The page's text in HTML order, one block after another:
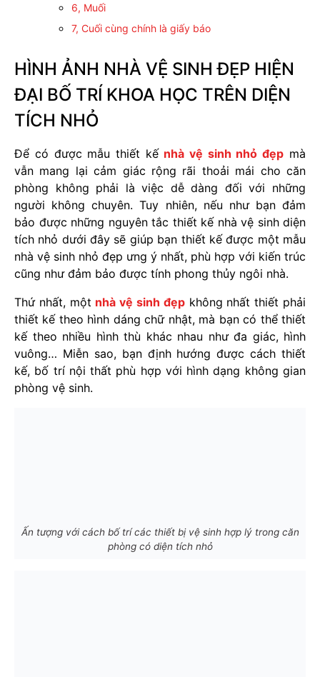
6, Muối
7, Cuối cùng chính là giấy báo
HÌNH ẢNH NHÀ VỆ SINH ĐẸP HIỆN
ĐẠI BỐ TRÍ KHOA HỌC TRÊN DIỆN
TÍCH NHỎ
Để có được mẫu thiết kếnhà vệ sinh nhỏ đẹp mà
vẫn mang lại cảm giác rộng rãi thoải mái cho căn
phòng không phải là việc dễ dàng đối với những
người không chuyên. Tuy nhiên, nếu như bạn đảm
bảo được những nguyên tắc thiết kế nhà vệ sinh diện
tích nhỏ dưới đây sẽ giúp bạn thiết kế được một mẫu
nhà vệ sinh nhỏ đẹp ưng ý nhất, phù hợp với kiến trúc
cũng như đảm bảo được tính phong thủy ngôi nhà.
Thứ nhất, một nhà vệ sinh đẹpkhông nhất thiết phải
thiết kế theo hình dáng chữ nhật, mà bạn có thể thiết
kế theo nhiều hình thù khác nhau như đa giác, hình
vuông… Miễn sao, bạn định hướng được cách thiết
kế, bố trí nội thất phù hợp với hình dạng không gian
phòng vệ sinh.
Ấn tượng với cách bố trí các thiết bị vệ sinh hợp lý trong căn
phòng có diện tích nhỏ